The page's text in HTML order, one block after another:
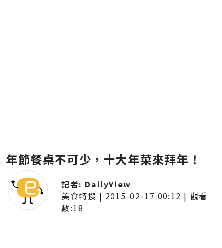
年節餐桌不可少，十大年菜來拜年！
記者: DailyView
美食特搜 | 2015-02-17 00:12 | 觀看
數:18